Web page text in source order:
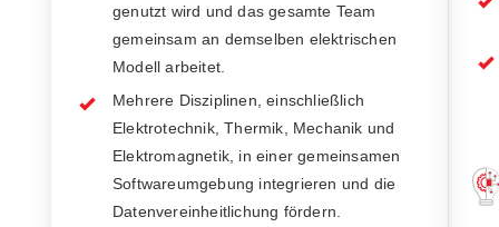
genutzt wird und das gesamte Team
gemeinsam an demselben elektrischen
Modell arbeitet.
Mehrere Disziplinen, einschließlich
Elektrotechnik, Thermik, Mechanik und
Elektromagnetik, in einer gemeinsamen
Softwareumgebung integrieren und die
Datenvereinheitlichung fördern.